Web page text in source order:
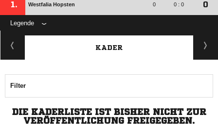
1. Westfalia Hopsten 0 0 : 0 0
Legende
KADER
Filter
DIE KADERLISTE IST BISHER NICHT ZUR
VERÖFFENTLICHUNG FREIGEGEBEN.